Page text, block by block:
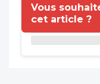
Vous
cet article ?